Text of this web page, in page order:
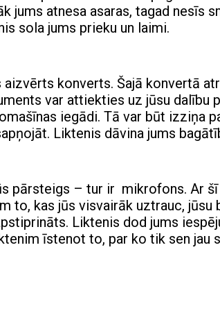
jums atnesa asaras, tagad nesīs
sola jums prieku un laimi.
konverts. Šajā konvertā
var attiekties uz jūsu dalību
iegādi. Tā var būt izziņa
Liktenis dāvina jums
pārsteigs – tur ir mikrofons. Ar
to, kas jūs visvairāk uztrauc,
Liktenis dod jums
īstenot to, par ko tik sen jau